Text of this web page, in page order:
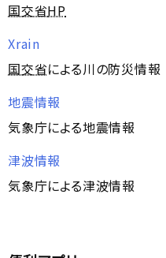
国交省HP
Xrain
国交省による川の防災情報
地震情報
気象庁による地震情報
津波情報
気象庁による津波情報